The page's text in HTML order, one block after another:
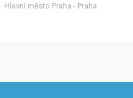
Hlavní město Praha - Praha